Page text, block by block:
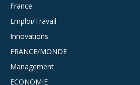
France
Emploi/Travail
Innovations
FRANCE/MONDE
Management
ECONOMIE